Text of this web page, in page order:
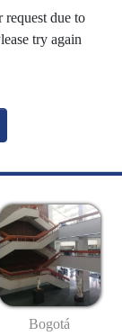
due to
try again
Bogotá